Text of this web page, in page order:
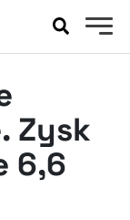
Zysk
6,6